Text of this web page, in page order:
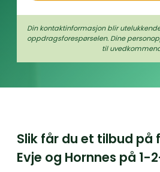
Din kontaktinformasjon blir
oppdrags­forespørselen. Dine
til
Slik får du et tilbud på
Evje og Hornnes på 1-